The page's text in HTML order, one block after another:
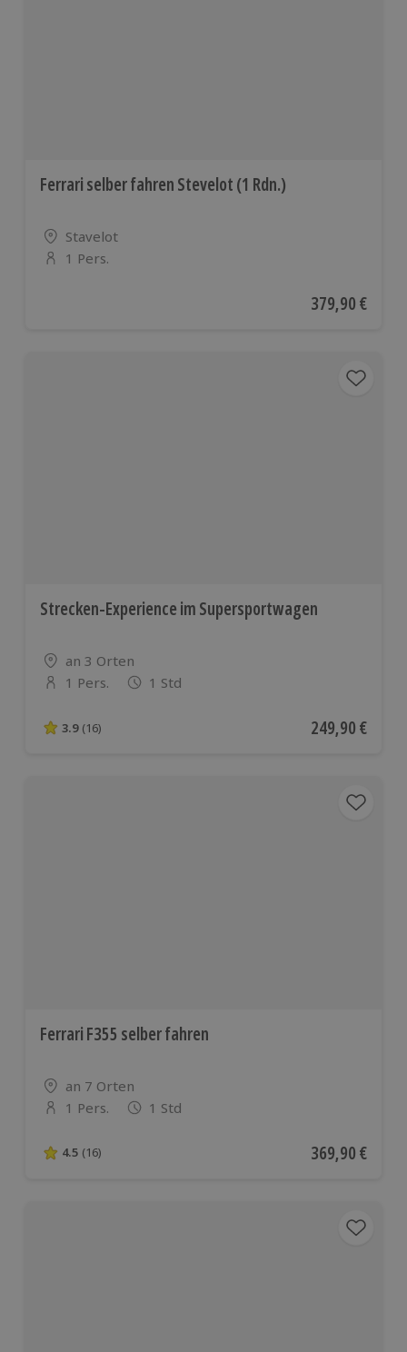
Ferrari selber fahren Stevelot (1 Rdn.)
Standort
Stavelot
Anzahl der Teilnehmer
1 Pers.
Aktueller Preis
379,90 €
Strecken-Experience im Supersportwagen
Standort
an 3 Orten
Anzahl der Teilnehmer
1 Pers. 1 Std
3.9 von 5 Sternen basierend auf 16 Bewertungen
3.9 (16) Aktueller Preis
249,90 €
Ferrari F355 selber fahren
Standort
an 7 Orten
Anzahl der Teilnehmer
1 Pers. 1 Std
4.5 von 5 Sternen basierend auf 16 Bewertungen
4.5 (16) Aktueller Preis
369,90 €